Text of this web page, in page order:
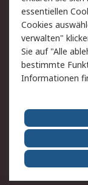
AGB
Cookie-
Copyright/
Karriere bei RS
Qualität/
Event-Center
essentiellen
Cookies
verwalten"
Sie auf "Alle
bestimmte
Informationen